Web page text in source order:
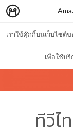
เราใช้คุ๊กกี้บนเว็บไซต์
เพื่อใช้บริ
ทีวีไ